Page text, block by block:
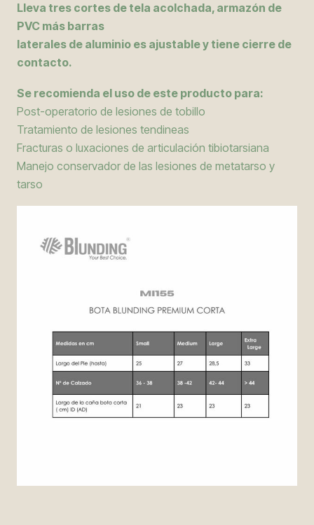
Lleva tres cortes de tela acolchada, armazón de
PVC más barras
laterales de aluminio es ajustable y tiene cierre de
contacto.
Se recomienda el uso de este producto para:
Post-operatorio de lesiones de tobillo
Tratamiento de lesiones tendineas
Fracturas o luxaciones de articulación tibiotarsiana
Manejo conservador de las lesiones de metatarso y
tarso